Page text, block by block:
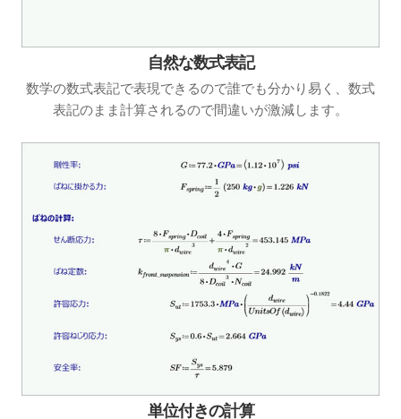
自然な数式表記
数学の数式表記で表現できるので誰でも分かり易く、数式
表記のまま計算されるので間違いが激減します。
単位付きの計算